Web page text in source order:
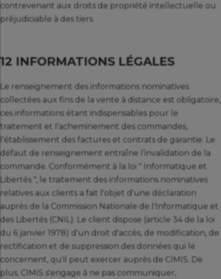
contrevenant aux droits de propriété intellectuelle ou
préjudiciable à des tiers.
12 INFORMATIONS LÉGALES
Le renseignement des informations nominatives
collectées aux fins de la vente à distance est obligatoire,
ces informations étant indispensables pour le
traitement et l'acheminement des commandes,
l'établissement des factures et contrats de garantie. Le
défaut de renseignement entraîne l’invalidation de la
commande. Conformément à la loi " Informatique et
Libertés ", le traitement des informations nominatives
relatives aux clients a fait l'objet d'une déclaration
auprès de la Commission Nationale de l'Informatique et
des Libertés (CNIL). Le client dispose (article 34 de la loi
du 6 janvier 1978) d'un droit d'accès, de modification, de
rectification et de suppression des données qui le
concernent, qu'il peut exercer auprès de CIMIS. De
plus, CIMIS s'engage à ne pas communiquer,